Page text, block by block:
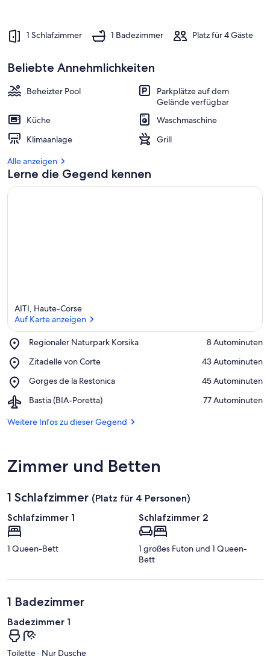
1 Schlafzimmer 1 Badezimmer Platz für 4 Gäste
Beliebte Annehmlichkeiten
Beheizter Pool
Parkplätze auf dem
Gelände verfügbar
Küche
Waschmaschine
Klimaanlage
Grill
Alle anzeigen
Lerne die Gegend kennen
AITI, Haute-Corse
Auf Karte anzeigen
Regionaler Naturpark Korsika
Place,
Naturpark
‪8 Autominuten‬
Zitadelle von Corte
Place,
von
‪43 Autominuten‬
Gorges de la Restonica
Place,
de
Restonica
‪45 Autominuten‬
Bastia (BIA-Poretta)
Airport,
(BIA-
‪77 Autominuten‬
Weitere Infos zu dieser Gegend
Zimmer und Betten
1 Schlafzimmer (Platz für 4 Personen)
Schlafzimmer 1
1 Queen-Bett
Schlafzimmer 2
1 großes Futon und 1 Queen-
Bett
1 Badezimmer
Badezimmer 1
Toilette · Nur Dusche